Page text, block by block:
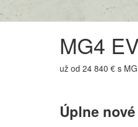
MG4
už od 24 840 € s
Úplne